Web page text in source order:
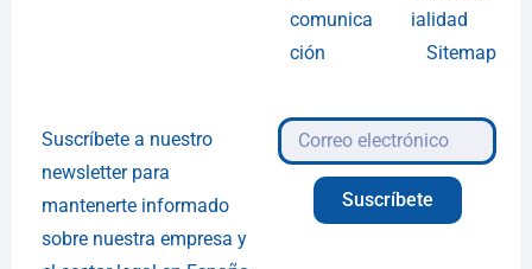
comunica
ción
ialidad
Sitemap
Suscríbete a nuestro
newsletter para
mantenerte informado
sobre nuestra empresa y
Suscríbete